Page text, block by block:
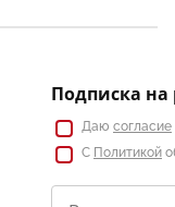
Подписка на
Даю согласие
С Политикой